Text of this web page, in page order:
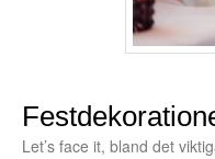
Let’s face it, bland det